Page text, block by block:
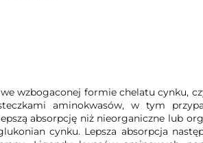
wzbogaconej formie chelatu cynku,
aminokwasów, w tym
absorpcję niż nieorganiczne lub
cynku. Lepsza absorpcja